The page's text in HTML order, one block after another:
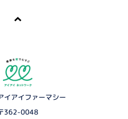
イアイファーマシー
362-0048